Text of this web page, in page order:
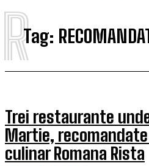
Tag:
R
Trei restaurante
Martie,
culinar Romana Rista